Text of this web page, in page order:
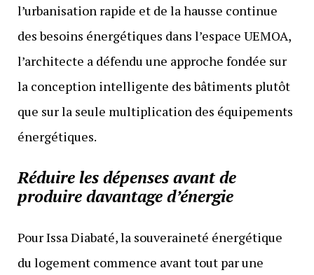
l’urbanisation rapide et de la hausse continue
des besoins énergétiques dans l’espace UEMOA,
l’architecte a défendu une approche fondée sur
la conception intelligente des bâtiments plutôt
que sur la seule multiplication des équipements
énergétiques.
Réduire les dépenses avant de
produire davantage d’énergie
Pour Issa Diabaté, la souveraineté énergétique
du logement commence avant tout par une